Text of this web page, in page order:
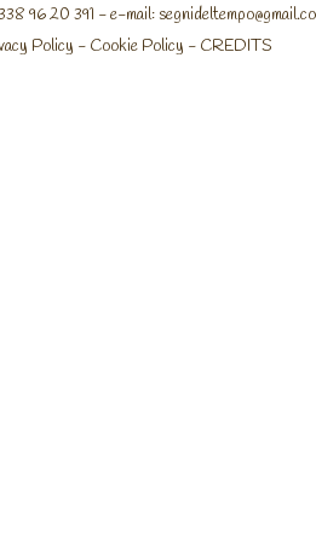
96 20 391 - e-mail:
Policy - Cookie Policy - CREDITS